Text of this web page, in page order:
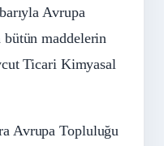
Avrupa
bütün maddelerin
Ticari Kimyasal
Avrupa Topluluğu